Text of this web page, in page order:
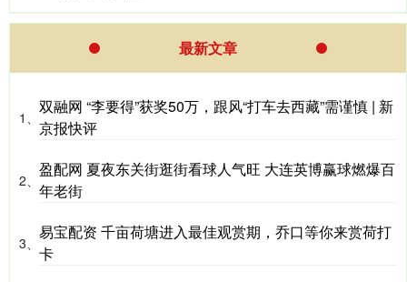
最新文章
1、
双融网 “李要得”获奖50万，跟风“打车去西藏”需谨慎 | 新
京报快评
2、
盈配网 夏夜东关街逛街看球人气旺 大连英博赢球燃爆百
年老街
3、
易宝配资 千亩荷塘进入最佳观赏期，乔口等你来赏荷打
卡